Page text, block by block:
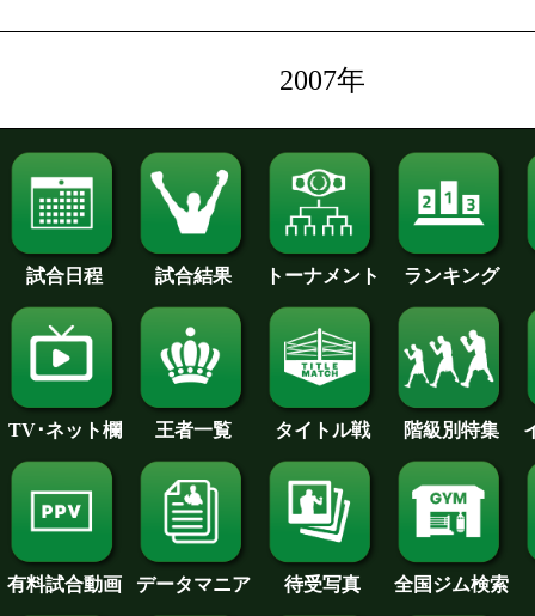
2007年
試合日程 試合結果 トーナメント ランキング
TV･ネット欄 王者一覧 タイトル戦 階級別特集
有料試合動画 データマニア 待受写真 全国ジム検索